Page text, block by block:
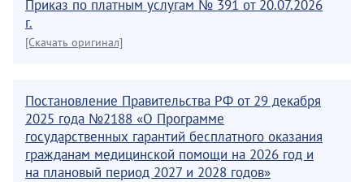
Приказ по платным услугам № 391 от 20.07.2026
г.
[Скачать оригинал]
Постановление Правительства РФ от 29 декабря
2025 года №2188 «О Программе
государственных гарантий бесплатного оказания
гражданам медицинской помощи на 2026 год и
на плановый период 2027 и 2028 годов»